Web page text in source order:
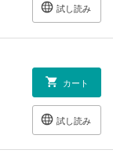
試し読み
カート
試し読み